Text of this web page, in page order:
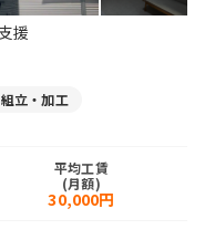
援
組立・加工
平均工賃
(月額)
30,000円